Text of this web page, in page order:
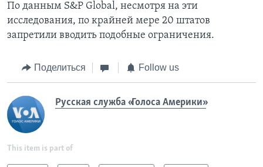
По данным S&P Global, несмотря на эти
исследования, по крайней мере 20 штатов
запретили вводить подобные ограничения.
Поделиться Follow us
Русская служба «Голоса Америки»
This item is part of